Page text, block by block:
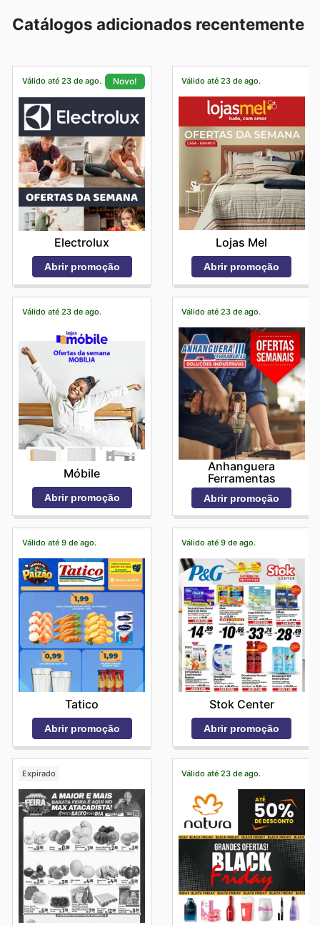
Catálogos adicionados recentemente
Válido até 23 de ago. Novo!
Electrolux
Abrir promoção
Válido até 23 de ago.
Lojas Mel
Abrir promoção
Válido até 23 de ago.
Móbile
Abrir promoção
Válido até 23 de ago.
Anhanguera
Ferramentas
Abrir promoção
Válido até 9 de ago.
Tatico
Abrir promoção
Válido até 9 de ago.
Stok Center
Abrir promoção
Expirado Válido até 23 de ago.